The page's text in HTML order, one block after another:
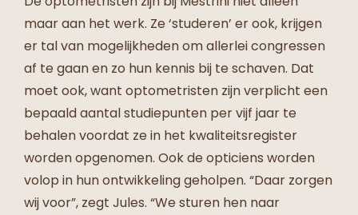
maar aan het werk. Ze ‘studeren’ er ook, krijgen
er tal van mogelijkheden om allerlei congressen
af te gaan en zo hun kennis bij te schaven. Dat
moet ook, want optometristen zijn verplicht een
bepaald aantal studiepunten per vijf jaar te
behalen voordat ze in het kwaliteitsregister
worden opgenomen. Ook de opticiens worden
volop in hun ontwikkeling geholpen. “Daar zorgen
wij voor”, zegt Jules. “We sturen hen naar